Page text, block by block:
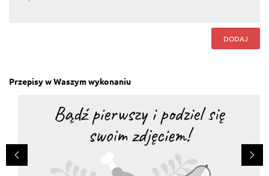
DODAJ
Przepisy w Waszym wykonaniu